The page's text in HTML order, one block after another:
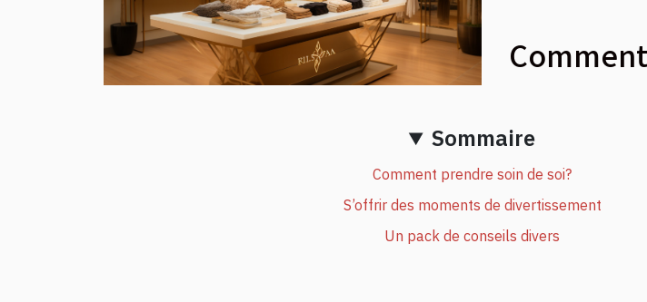
Sommaire
Comment prendre soin de soi?
S’offrir des moments de divertissement
Un pack de conseils divers